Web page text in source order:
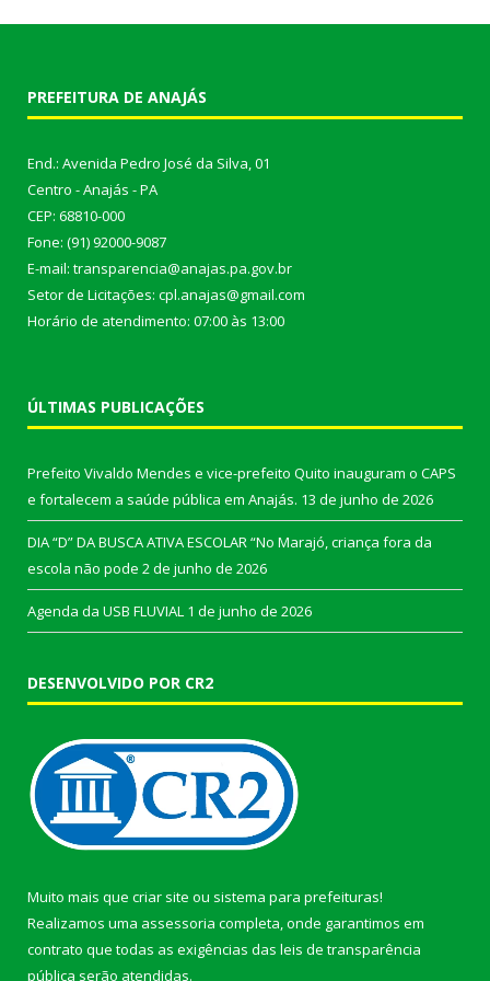
PREFEITURA DE ANAJÁS
End.: Avenida Pedro José da Silva, 01
Centro - Anajás - PA
CEP: 68810-000
Fone: (91) 92000-9087
E-mail: transparencia@anajas.pa.gov.br
Setor de Licitações: cpl.anajas@gmail.com
Horário de atendimento: 07:00 às 13:00
ÚLTIMAS PUBLICAÇÕES
Prefeito Vivaldo Mendes e vice-prefeito Quito inauguram o CAPS
e fortalecem a saúde pública em Anajás. 13 de junho de 2026
DIA “D” DA BUSCA ATIVA ESCOLAR “No Marajó, criança fora da
escola não pode 2 de junho de 2026
Agenda da USB FLUVIAL 1 de junho de 2026
DESENVOLVIDO POR CR2
Muito mais que criar site ou sistema para prefeituras!
Realizamos uma assessoria completa, onde garantimos em
contrato que todas as exigências das leis de transparência
pública serão atendidas.